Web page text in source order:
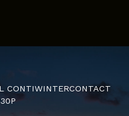
CONTIWINTERCONTACT